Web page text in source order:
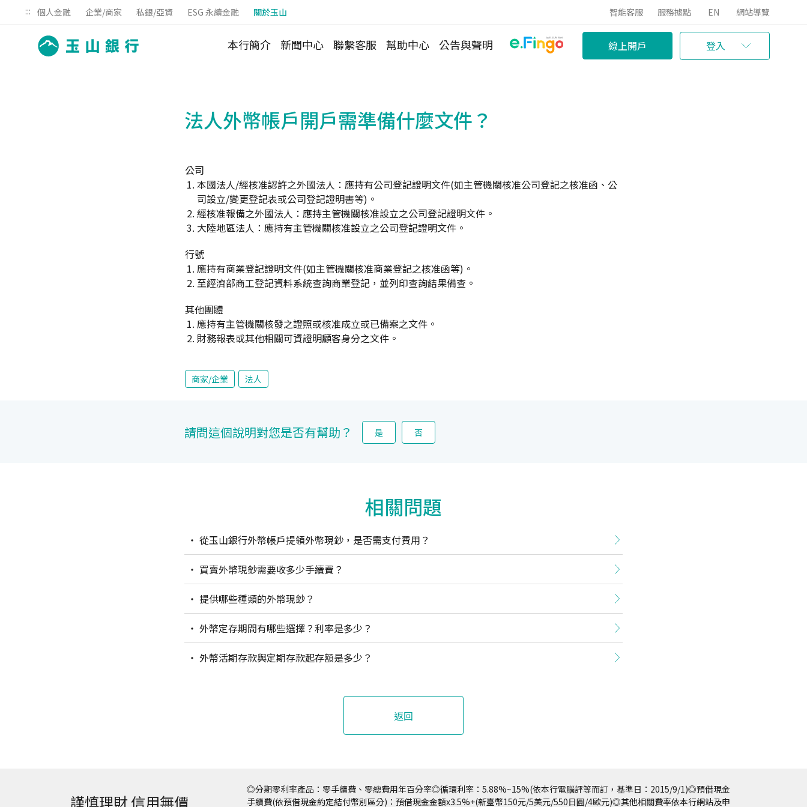
::: 個人金融 企業/商家 私銀/亞資 ESG 永續金融 關於玉山 智能客服 服務據點 EN 網站導覽
本行簡介 新聞中心 聯繫客服 幫助中心 公告與聲明 線上開戶 登入
法人外幣帳戶開戶需準備什麼文件？
公司
本國法人/經核准認許之外國法人：應持有公司登記證明文件(如主管機關核准公司登記之核准函、公
司設立/變更登記表或公司登記證明書等)。
經核准報備之外國法人：應持主管機關核准設立之公司登記證明文件。
大陸地區法人：應持有主管機關核准設立之公司登記證明文件。
行號
應持有商業登記證明文件(如主管機關核准商業登記之核准函等)。
至經濟部商工登記資料系統查詢商業登記，並列印查詢結果備查。
其他團體
應持有主管機關核發之證照或核准成立或已備案之文件。
財務報表或其他相關可資證明顧客身分之文件。
商家/企業 法人
請問這個說明對您是否有幫助？ 是 否
相關問題
從玉山銀行外幣帳戶提領外幣現鈔，是否需支付費用？
買賣外幣現鈔需要收多少手續費？
提供哪些種類的外幣現鈔？
外幣定存期間有哪些選擇？利率是多少？
外幣活期存款與定期存款起存額是多少？
返回
謹慎理財 信用無價
◎分期零利率產品：零手續費、零總費用年百分率◎循環利率：5.88%~15%(依本行電腦評等而訂，基準日：2015/9/1)◎預借現金
手續費(依預借現金約定結付幣別區分)：預借現金金額x3.5%+(新臺幣150元/5美元/550日圓/4歐元)◎其他相關費率依本行網站及申